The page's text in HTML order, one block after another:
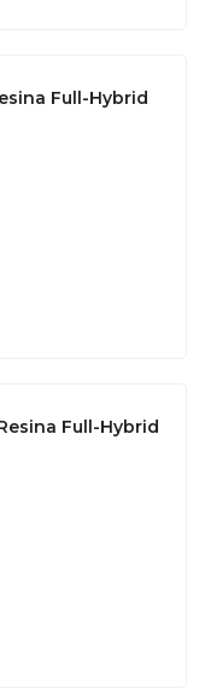
Full-Hybrid
Full-Hybrid